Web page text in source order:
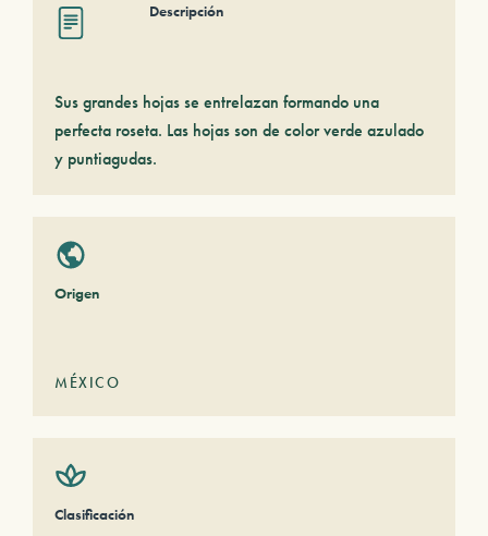
Descripción
Sus grandes hojas se entrelazan formando una
perfecta roseta. Las hojas son de color verde azulado
y puntiagudas.
Origen
MÉXICO
Clasificación